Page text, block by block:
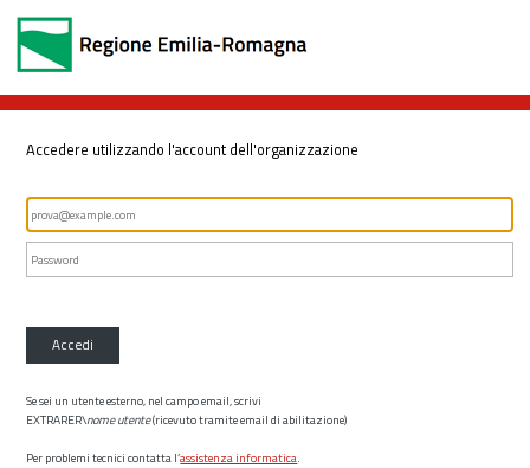
Accedere utilizzando l'account dell'organizzazione
Accedi
Se sei un utente esterno, nel campo email, scrivi
EXTRARER\nome utente(ricevuto tramite email di abilitazione)
Per problemi tecnici contatta l’assistenza informatica.